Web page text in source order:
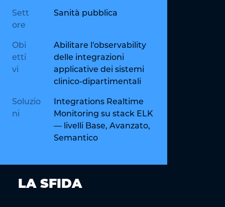
Sett
ore
Sanità pubblica
Obi
etti
vi
Abilitare l'observability
delle integrazioni
applicative dei sistemi
clinico-dipartimentali
Soluzio
ni
Integrations Realtime
Monitoring su stack ELK
— livelli Base, Avanzato,
Semantico
LA SFIDA